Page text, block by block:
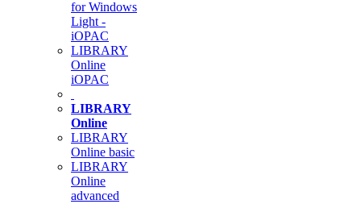
for Windows
Light -
iOPAC
LIBRARY
Online
iOPAC
LIBRARY
Online
LIBRARY
Online basic
LIBRARY
Online
advanced